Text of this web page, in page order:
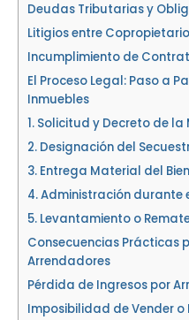
Deudas Tributarias y
Litigios entre
Incumplimiento de
El Proceso Legal: Paso a
Inmuebles
1. Solicitud y Decreto de la
2. Designación del
3. Entrega Material del Bien
4. Administración durante
5. Levantamiento o
Consecuencias Prácticas
Arrendadores
Pérdida de Ingresos por
Imposibilidad de Vender